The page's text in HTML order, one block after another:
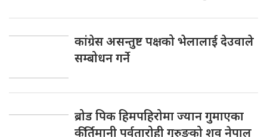
कांग्रेस असन्तुष्ट पक्षको भेलालाई देउवाले
सम्बोधन गर्ने
ब्रोड पिक हिमपहिरोमा ज्यान गुमाएका
कीर्तिमानी पर्वतारोही गुरुङको शव नेपाल